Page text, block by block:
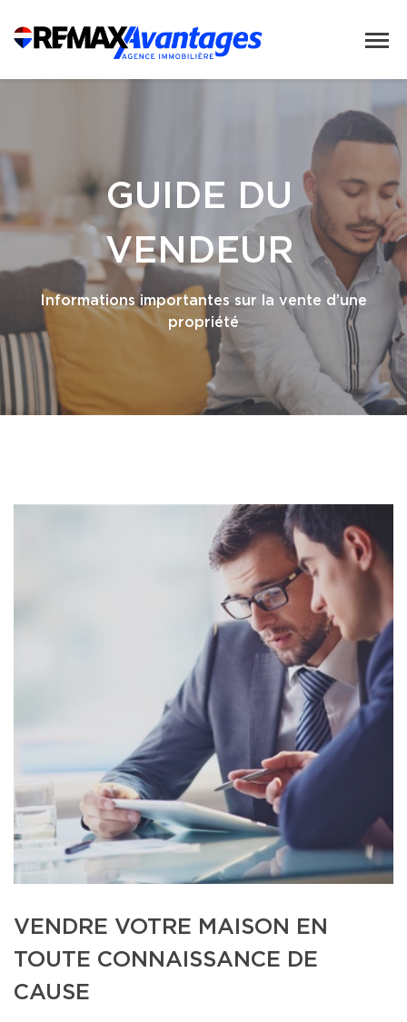
GUIDE DU
VENDEUR
Informations importantes sur la vente d’une
propriété
VENDRE VOTRE MAISON EN
TOUTE CONNAISSANCE DE
CAUSE